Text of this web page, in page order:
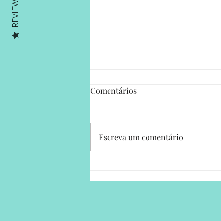
de Dionísia João Manuel
Comentários
Escreva um comentário
REVIEWS